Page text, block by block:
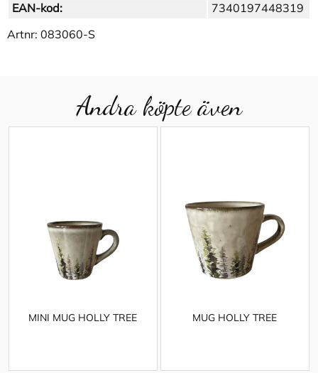
EAN-kod:
7340197448319
Artnr: 083060-S
Andra köpte även
MINI MUG HOLLY TREE MUG HOLLY TREE